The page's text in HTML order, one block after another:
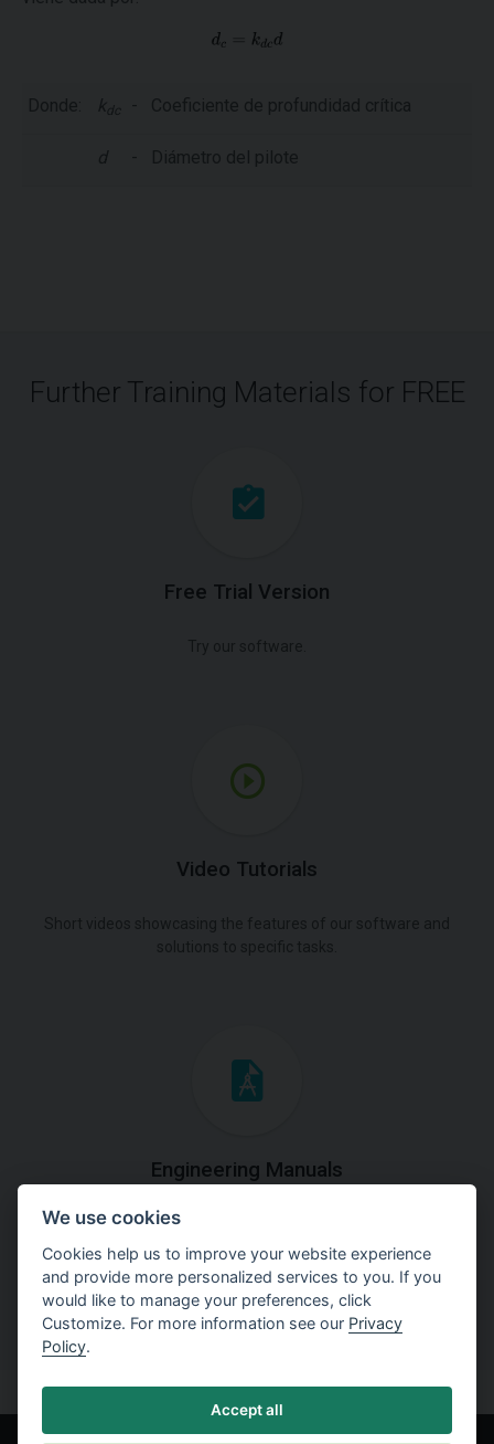
Donde: k dc - Coeficiente de profundidad crítica
d - Diámetro del pilote
Further Training Materials for FREE
Free Trial Version
Video Tutorials
Engineering Manuals
Step by steps guides on how
to solve a specific tasks.
We use cookies
Cookies help us to improve your website experience
and provide more personalized services to you. If you
would like to manage your preferences, click
Customize. For more information see our Privacy
Policy.
Accept all